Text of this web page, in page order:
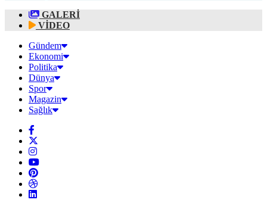
GALERİ
VİDEO
Gündem
Ekonomi
Politika
Dünya
Spor
Magazin
Sağlık